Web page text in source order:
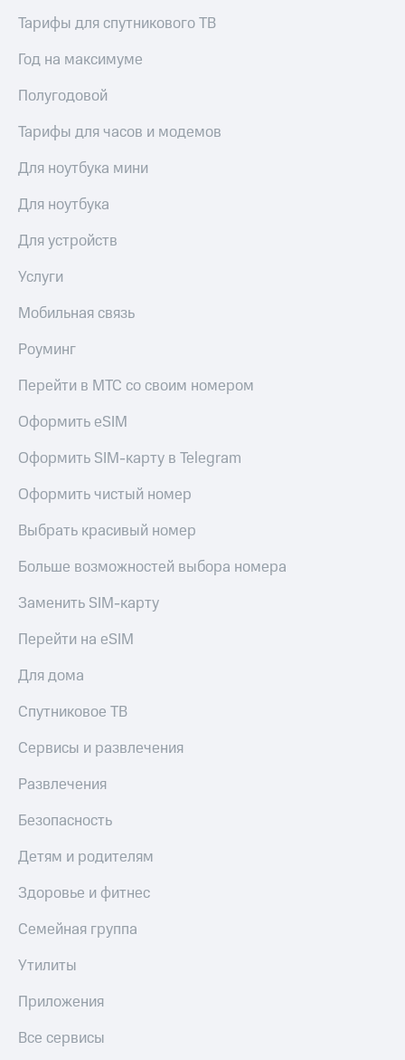
Тарифы для спутникового ТВ
Год на максимуме
Полугодовой
Тарифы для часов и модемов
Для ноутбука мини
Для ноутбука
Для устройств
Услуги
Мобильная связь
Роуминг
Перейти в МТС со своим номером
Оформить eSIM
Оформить SIM-карту в Telegram
Оформить чистый номер
Выбрать красивый номер
Больше возможностей выбора номера
Заменить SIM-карту
Перейти на eSIM
Для дома
Спутниковое ТВ
Сервисы и развлечения
Развлечения
Безопасность
Детям и родителям
Здоровье и фитнес
Семейная группа
Утилиты
Приложения
Все сервисы